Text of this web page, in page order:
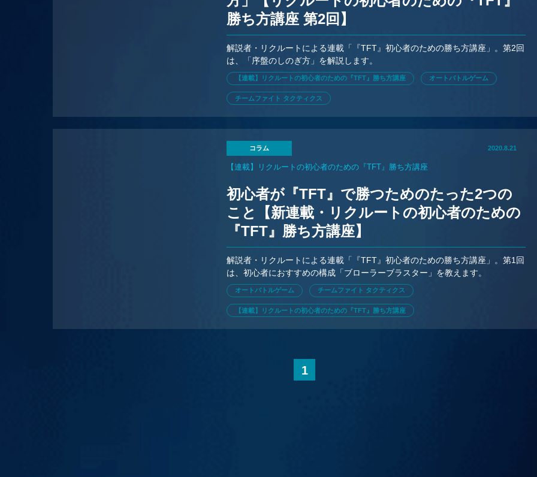
勝ち方講座 第2回】
解説者・リクルートによる連載「『TFT』初心者のための勝ち方講座」。第2回
は、「序盤のしのぎ方」を解説します。
【連載】リクルートの初心者のための『TFT』勝ち方講座 オートバトルゲーム
チームファイト タクティクス
コラム 2020.8.21
【連載】リクルートの初心者のための『TFT』勝ち方講座
初心者が『TFT』で勝つためのたった2つの
こと【新連載・リクルートの初心者のための
『TFT』勝ち方講座】
解説者・リクルートによる連載「『TFT』初心者のための勝ち方講座」。第1回
は、初心者におすすめの構成「ブローラーブラスター」を教えます。
オートバトルゲーム チームファイト タクティクス
【連載】リクルートの初心者のための『TFT』勝ち方講座
1